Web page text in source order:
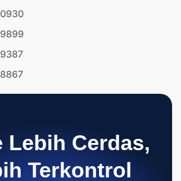
Lebih Cerdas,
Terkontrol